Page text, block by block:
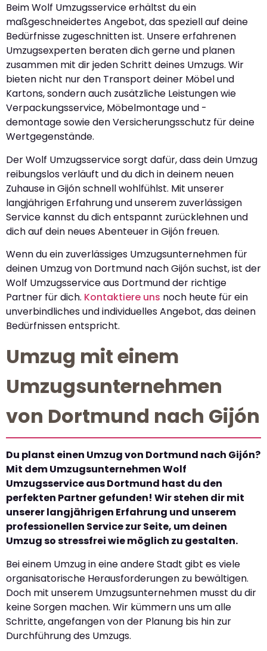
Beim Wolf Umzugsservice erhältst du ein
maßgeschneidertes Angebot, das speziell auf deine
Bedürfnisse zugeschnitten ist. Unsere erfahrenen
Umzugsexperten beraten dich gerne und planen
zusammen mit dir jeden Schritt deines Umzugs. Wir
bieten nicht nur den Transport deiner Möbel und
Kartons, sondern auch zusätzliche Leistungen wie
Verpackungsservice, Möbelmontage und -
demontage sowie den Versicherungsschutz für deine
Wertgegenstände.
Der Wolf Umzugsservice sorgt dafür, dass dein Umzug
reibungslos verläuft und du dich in deinem neuen
Zuhause in Gijón schnell wohlfühlst. Mit unserer
langjährigen Erfahrung und unserem zuverlässigen
Service kannst du dich entspannt zurücklehnen und
dich auf dein neues Abenteuer in Gijón freuen.
Wenn du ein zuverlässiges Umzugsunternehmen für
deinen Umzug von Dortmund nach Gijón suchst, ist der
Wolf Umzugsservice aus Dortmund der richtige
Partner für dich. Kontaktiere uns noch heute für ein
unverbindliches und individuelles Angebot, das deinen
Bedürfnissen entspricht.
Umzug mit einem
Umzugsunternehmen
von Dortmund nach Gijón
Du planst einen Umzug von Dortmund nach Gijón?
Mit dem Umzugsunternehmen Wolf
Umzugsservice aus Dortmund hast du den
perfekten Partner gefunden! Wir stehen dir mit
unserer langjährigen Erfahrung und unserem
professionellen Service zur Seite, um deinen
Umzug so stressfrei wie möglich zu gestalten.
Bei einem Umzug in eine andere Stadt gibt es viele
organisatorische Herausforderungen zu bewältigen.
Doch mit unserem Umzugsunternehmen musst du dir
keine Sorgen machen. Wir kümmern uns um alle
Schritte, angefangen von der Planung bis hin zur
Durchführung des Umzugs.